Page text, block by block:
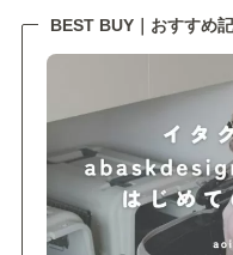
BEST BUY｜おすすめ